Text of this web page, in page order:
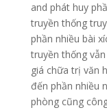
and phát huy
truyền thống
phần nhiều bài
truyền thống
giá chữa trị văn
đến phần nhiều
phòng cũng